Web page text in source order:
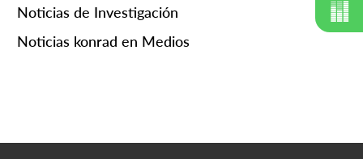
Noticias de Investigación
Noticias konrad en Medios